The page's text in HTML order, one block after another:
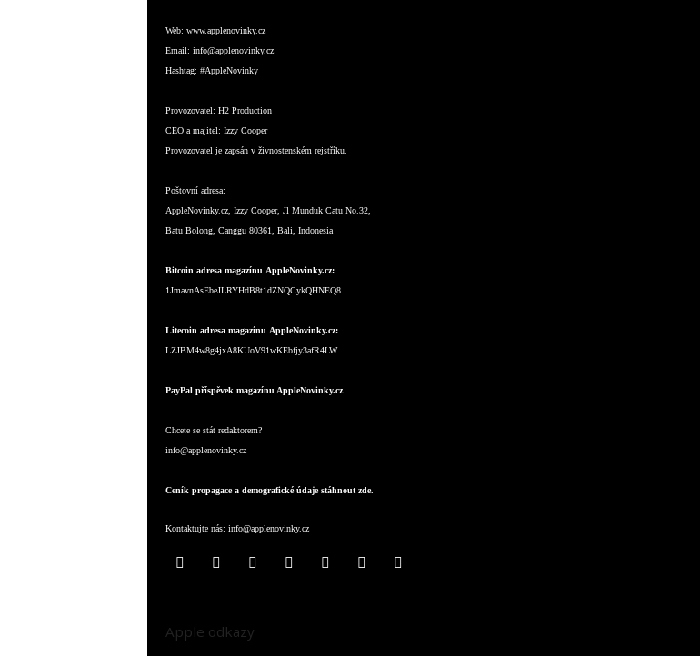
Web: www.applenovinky.cz
Email: info@applenovinky.cz
Hashtag: #AppleNovinky
Provozovatel: H2 Production
CEO a majitel: Izzy Cooper
Provozovatel je zapsán v živnostenském rejstříku.
Poštovní adresa:
AppleNovinky.cz, Izzy Cooper, Jl Munduk Catu No.32,
Batu Bolong, Canggu 80361, Bali, Indonesia
Bitcoin adresa magazínu AppleNovinky.cz:
1JmavnAsEbeJLRYHdB8t1dZNQCykQHNEQ8
Litecoin adresa magazínu AppleNovinky.cz:
LZJBM4w8g4jxA8KUoV91wKEbfjy3afR4LW
PayPal příspěvek magazínu AppleNovinky.cz
Chcete se stát redaktorem?
info@applenovinky.cz
Ceník propagace a demografické údaje stáhnout zde.
Kontaktujte nás: info@applenovinky.cz
Apple odkazy